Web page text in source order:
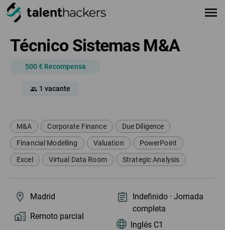
menu
Técnico Sistemas M&A
500 € Recompensa
group 1 vacante
M&A Corporate Finance Due Diligence
Financial Modelling Valuation PowerPoint
Excel Virtual Data Room Strategic Analysis
Madrid
Remoto parcial
Indefinido · Jornada
completa
Inglés C1